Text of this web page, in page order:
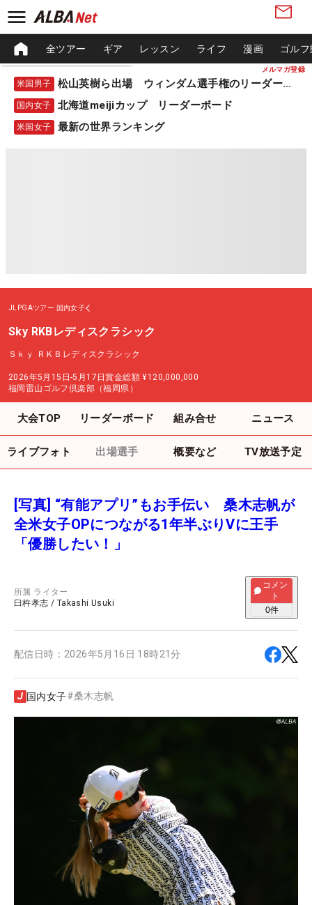
メルマガ登録
全ツアー ギア レッスン ライフ 漫画 ゴル
米国男子 松山英樹ら出場 ウィンダム選手権のリーダーボード
国内女子 北海道meijiカップ リーダーボード
米国女子 最新の世界ランキング
JLPGAツアー 国内女子
Sky RKBレディスクラシック
Ｓｋｙ ＲＫＢレディスクラシック
2026年5月15日-5月17日賞金総額 ¥120,000,000
福岡雷山ゴルフ倶楽部（福岡県）
大会TOP リーダーボード 組み合せ ニュース
ライブフォト 出場選手 概要など TV放送予定
[写真] “有能アプリ”もお手伝い 桑木志帆が
全米女子OPにつながる1年半ぶりVに王手
「優勝したい！」
所属 ライター
臼杵孝志 / Takashi Usuki
コメン
ト
0件
配信日時： 2026年5月16日 18時21分
国内女子#桑木志帆